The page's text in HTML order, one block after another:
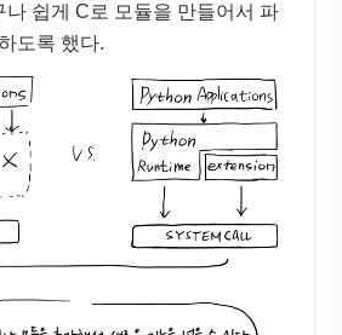
나 쉽게 C로 모듈을 만들어서 파
도록 했다.